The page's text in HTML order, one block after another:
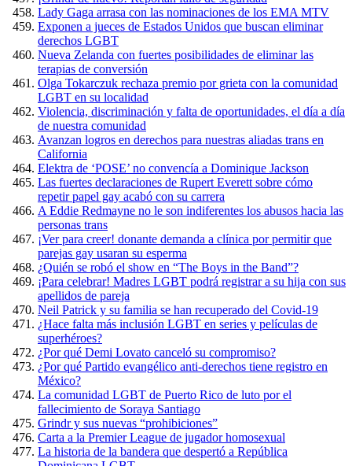
Lady Gaga arrasa con las nominaciones de los EMA MTV
Exponen a jueces de Estados Unidos que buscan eliminar
derechos LGBT
Nueva Zelanda con fuertes posibilidades de eliminar las
terapias de conversión
Olga Tokarczuk rechaza premio por grieta con la comunidad
LGBT en su localidad
Violencia, discriminación y falta de oportunidades, el día a día
de nuestra comunidad
Avanzan logros en derechos para nuestras aliadas trans en
California
Elektra de ‘POSE’ no convencía a Dominique Jackson
Las fuertes declaraciones de Rupert Everett sobre cómo
repetir papel gay acabó con su carrera
A Eddie Redmayne no le son indiferentes los abusos hacia las
personas trans
¡Ver para creer! donante demanda a clínica por permitir que
parejas gay usaran su esperma
¿Quién se robó el show en “The Boys in the Band”?
¡Para celebrar! Madres LGBT podrá registrar a su hija con sus
apellidos de pareja
Neil Patrick y su familia se han recuperado del Covid-19
¿Hace falta más inclusión LGBT en series y películas de
superhéroes?
¿Por qué Demi Lovato canceló su compromiso?
¿Por qué Partido evangélico anti-derechos tiene registro en
México?
La comunidad LGBT de Puerto Rico de luto por el
fallecimiento de Soraya Santiago
Grindr y sus nuevas “prohibiciones”
Carta a la Premier League de jugador homosexual
La historia de la bandera que despertó a República